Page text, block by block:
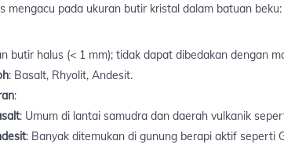
mengacu pada ukuran butir kristal dalam batuan beku:
butir halus (< 1 mm); tidak dapat dibedakan dengan
: Basalt, Rhyolit, Andesit.
:
: Umum di lantai samudra dan daerah vulkanik
: Banyak ditemukan di gunung berapi aktif seperti